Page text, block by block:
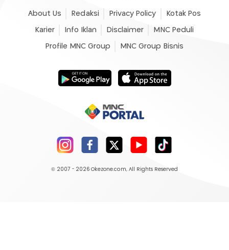
About Us Redaksi Privacy Policy Kotak Pos
Karier Info Iklan Disclaimer MNC Peduli
Profile MNC Group MNC Group Bisnis
© 2007 - 2026 Okezone.com, All Rights Reserved